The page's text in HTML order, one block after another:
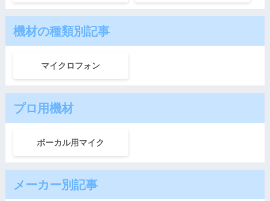
機材の種類別記事
マイクロフォン
プロ用機材
ボーカル用マイク
メーカー別記事